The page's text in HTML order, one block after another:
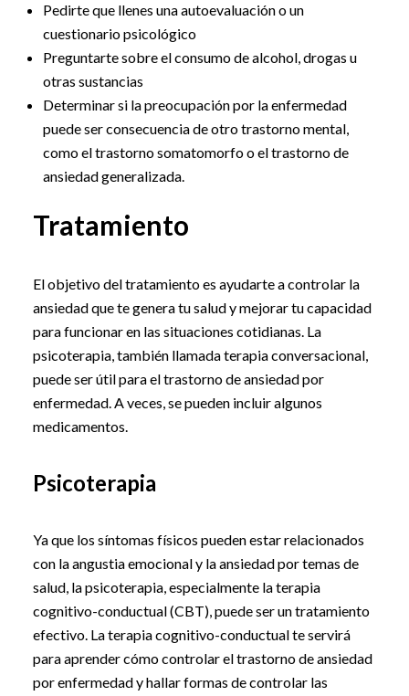
Pedirte que llenes una autoevaluación o un
cuestionario psicológico
Preguntarte sobre el consumo de alcohol, drogas u
otras sustancias
Determinar si la preocupación por la enfermedad
puede ser consecuencia de otro trastorno mental,
como el trastorno somatomorfo o el trastorno de
ansiedad generalizada.
Tratamiento
El objetivo del tratamiento es ayudarte a controlar la
ansiedad que te genera tu salud y mejorar tu capacidad
para funcionar en las situaciones cotidianas. La
psicoterapia, también llamada terapia conversacional,
puede ser útil para el trastorno de ansiedad por
enfermedad. A veces, se pueden incluir algunos
medicamentos.
Psicoterapia
Ya que los síntomas físicos pueden estar relacionados
con la angustia emocional y la ansiedad por temas de
salud, la psicoterapia, especialmente la terapia
cognitivo-conductual (CBT), puede ser un tratamiento
efectivo. La terapia cognitivo-conductual te servirá
para aprender cómo controlar el trastorno de ansiedad
por enfermedad y hallar formas de controlar las